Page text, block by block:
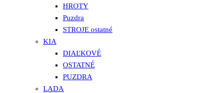
HROTY
Puzdra
STROJE ostatné
KIA
DIAĽKOVÉ
OSTATNÉ
PUZDRA
LADA